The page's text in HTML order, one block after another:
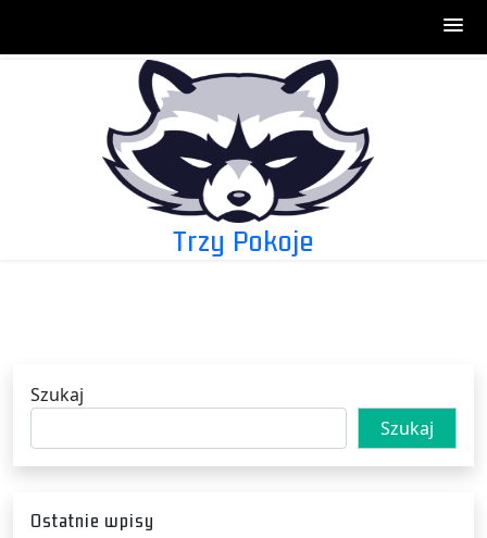
Trzy Pokoje
Szukaj
Szukaj
Ostatnie wpisy